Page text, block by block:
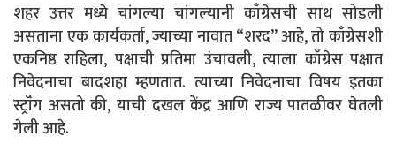
शहर उत्तर मध्ये चांगल्या चांगल्यानी काँग्रेसची साथ सोडली
असताना एक कार्यकर्ता, ज्याच्या नावात “शरद” आहे, तो काँग्रेसशी
एकनिष्ठ राहिला, पक्षाची प्रतिमा उंचावली, त्याला काँग्रेस पक्षात
निवेदनाचा बादशहा म्हणतात. त्याच्या निवेदनाचा विषय इतका
स्ट्रॉंग असतो की, याची दखल केंद्र आणि राज्य पातळीवर घेतली
गेली आहे.